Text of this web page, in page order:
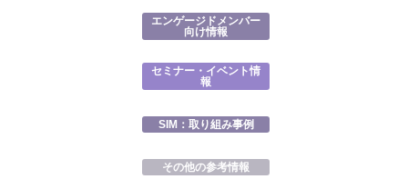
エンゲージドメンバー
向け情報
セミナー・イベント情
報
SIM：取り組み事例
その他の参考情報